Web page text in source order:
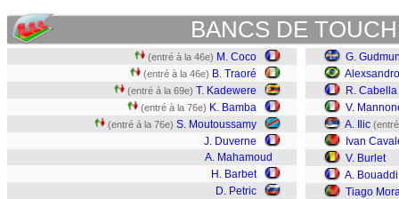
BANCS DE
(entré à la 46e) M. Coco
(entré à la 46e) B. Traoré
(entré à la 69e) T. Kadewere
(entré à la 76e) K. Bamba
(entré à la 76e) S. Moutoussamy
J. Duverne
A. Mahamoud
H. Barbet
D. Petric
G.
Alexsandro
R. Cabella
V.
A. Ilic
Ivan
V. Burlet
A. Bouaddi
Tiago